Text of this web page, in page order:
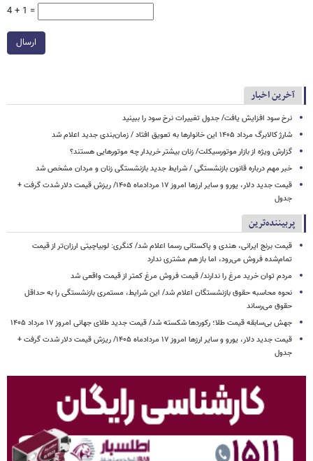
4 + 1 =
ارسال
آخرین اخبار
نرخ سود افزایش یافت/ جدول تغییرات نرخ سود را ببینید
شارژ کالابرگ مرداد ۱۴۰۵ این خانوارها به تعویق افتاد / زمان‌بندی جدید اعلام شد
گزارش ویژه از بازار موتورسیکلت/ زنان بیشتر خریدار چه موتورهایی هستند؟
خبر مهم درباره قانون بازنشستگی / شرایط جدید بازنشستگی زنان و مردان مشخص شد
قیمت جدید دلار، یورو و سایر ارزها امروز ۱۷ مردادماه ۱۴۰۵/ ریزش قیمت دلار شدت گرفت +
جدول
پربیننده‌ترین
قیمت برنج ایرانی، هندی و پاکستانی رسما اعلام شد/ کنگری: لوبیاچیتی ارزان‌تر از قیمت
تمام‌شده فروش می‌رود، اما باز هم مشتری ندارد
مردم توان خرید مرغ را ندارند/ قیمت فروش مرغ کمتر از قیمت واقعی شد
نحوه محاسبه حقوق بازنشستگان اعلام شد/ این شرایط، مستمری بازنشستگی را به حداقل
حقوق می‌رساند
جهش بی‌سابقه قیمت طلا؛ رکوردها شکسته شد/ قیمت جدید طلای جهانی امروز ۱۷ مرداد ۱۴۰۵
قیمت جدید دلار، یورو و سایر ارزها امروز ۱۷ مردادماه ۱۴۰۵/ ریزش قیمت دلار شدت گرفت +
جدول